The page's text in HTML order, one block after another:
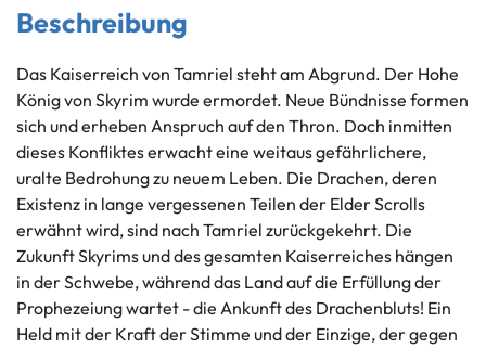
Beschreibung
Das Kaiserreich von Tamriel steht am Abgrund. Der Hohe
König von Skyrim wurde ermordet. Neue Bündnisse formen
sich und erheben Anspruch auf den Thron. Doch inmitten
dieses Konfliktes erwacht eine weitaus gefährlichere,
uralte Bedrohung zu neuem Leben. Die Drachen, deren
Existenz in lange vergessenen Teilen der Elder Scrolls
erwähnt wird, sind nach Tamriel zurückgekehrt. Die
Zukunft Skyrims und des gesamten Kaiserreiches hängen
in der Schwebe, während das Land auf die Erfüllung der
Prophezeiung wartet - die Ankunft des Drachenbluts! Ein
Held mit der Kraft der Stimme und der Einzige, der gegen